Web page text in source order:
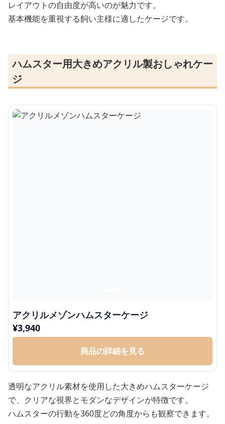
レイアウトの自由度が高いのが魅力です。
基本機能を重視する飼い主様に適したケージです。
ハムスター用大きめアクリル製おしゃれケー
ジ
アクリルメゾンハムスターケージ
¥3,940
商品の詳細を見る
透明なアクリル素材を使用した大きめハムスターケージ
で、クリアな視界とモダンなデザインが特徴です。
ハムスターの行動を360度どの角度からも観察できます。